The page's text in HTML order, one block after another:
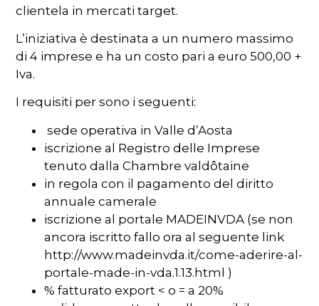
clientela in mercati target.
L’iniziativa è destinata a un numero massimo
di 4 imprese e ha un costo pari a euro 500,00 +
Iva.
I requisiti per sono i seguenti:
sede operativa in Valle d’Aosta
iscrizione al Registro delle Imprese
tenuto dalla Chambre valdôtaine
in regola con il pagamento del diritto
annuale camerale
iscrizione al portale MADEINVDA (se non
ancora iscritto fallo ora al seguente link
http://www.madeinvda.it/come-aderire-al-
portale-made-in-vda.1.13.html )
% fatturato export < o = a 20%